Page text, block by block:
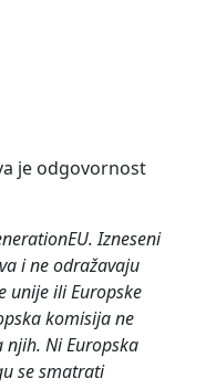
je odgovornost
Izneseni
i ne odražavaju
unije ili Europske
komisija ne
njih. Ni Europska
se smatrati